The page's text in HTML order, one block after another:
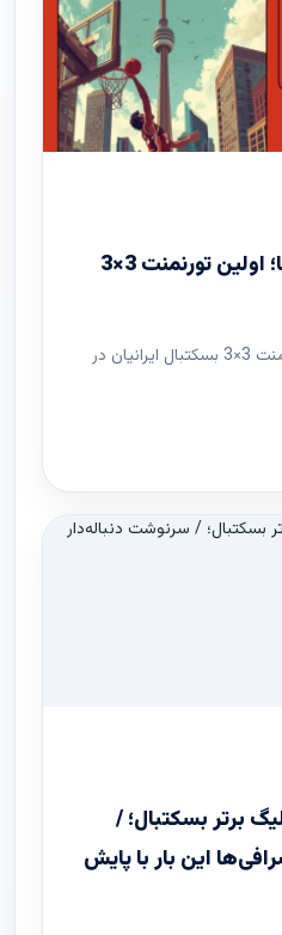
بسکتبال فراتر از مرزها؛ اولین تورنمنت 3×3
گزارش برگزاری نخستین تورنمنت 3×3 بسکتبال ایرانیان در
برتر بسکتبال؛ /
این بار با پایش